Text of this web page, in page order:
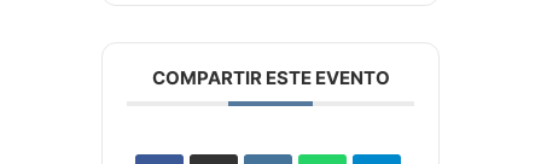
COMPARTIR ESTE EVENTO